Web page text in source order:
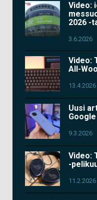
Video:
2026 -
3.6.2026
Video:
All-
13.4.2026
Uusi
9.3.2026
Video:
-
11.2.2026